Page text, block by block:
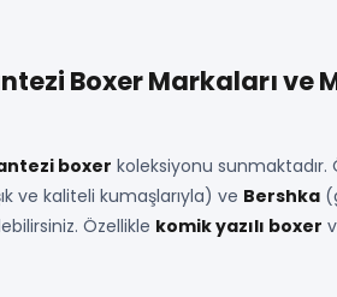
Boxer Markaları ve
boxer koleksiyonu sunmaktadır.
ve kaliteli kumaşlarıyla) ve Bershka
Özellikle komik yazılı boxer